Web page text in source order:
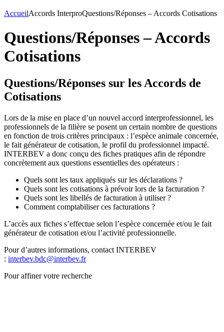
AccueilAccords InterproQuestions/Réponses – Accords Cotisations
Questions/Réponses – Accords
Cotisations
Questions/Réponses sur les Accords de
Cotisations
Lors de la mise en place d’un nouvel accord interprofessionnel, les
professionnels de la filière se posent un certain nombre de questions
en fonction de trois critères principaux : l’espèce animale concernée,
le fait générateur de cotisation, le profil du professionnel impacté.
INTERBEV a donc conçu des fiches pratiques afin de répondre
concrètement aux questions essentielles des opérateurs :
Quels sont les taux appliqués sur les déclarations ?
Quels sont les cotisations à prévoir lors de la facturation ?
Quels sont les libellés de facturation à utiliser ?
Comment comptabiliser ces facturations ?
L’accès aux fiches s’effectue selon l’espèce concernée et/ou le fait
générateur de cotisation et/ou l’activité professionnelle.
Pour d’autres informations, contact INTERBEV
: interbev.bdc@interbev.fr
Pour affiner votre recherche